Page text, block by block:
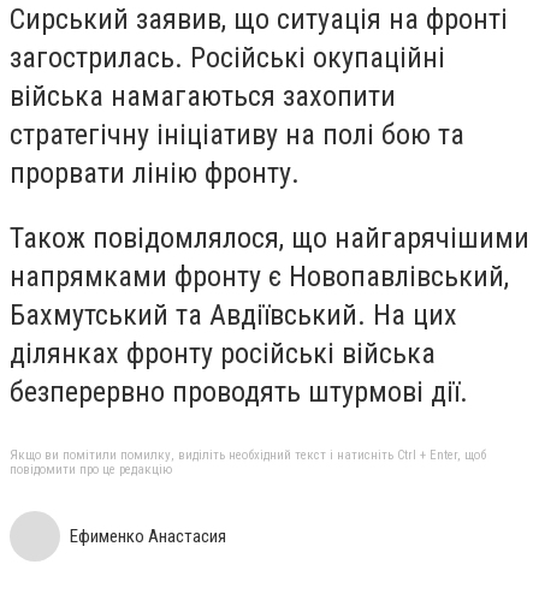
Сирський заявив, що ситуація на фронті
загострилась. Російські окупаційні
війська намагаються захопити
стратегічну ініціативу на полі бою та
прорвати лінію фронту.
Також повідомлялося, що найгарячішими
напрямками фронту є Новопавлівський,
Бахмутський та Авдіївський. На цих
ділянках фронту російські війська
безперервно проводять штурмові дії.
Якщо ви помітили помилку, виділіть необхідний текст і натисніть Ctrl + Enter, щоб
повідомити про це редакцію
Ефименко Анастасия